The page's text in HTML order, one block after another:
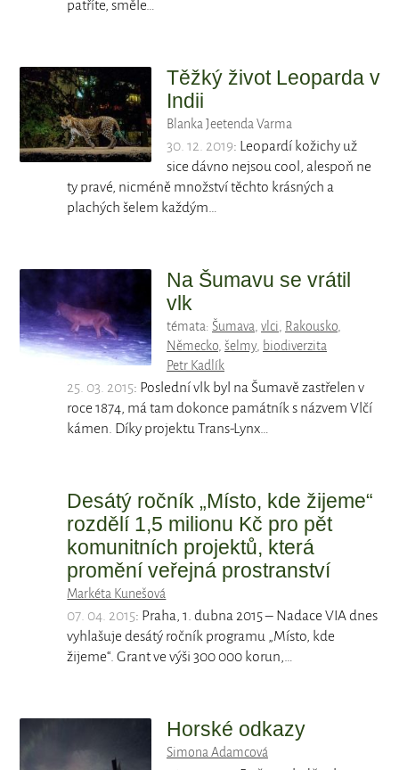
patříte, směle…
Těžký život Leoparda v
Indii
Blanka Jeetenda Varma
30. 12. 2019: Leopardí kožichy už
sice dávno nejsou cool, alespoň ne
ty pravé, nicméně množství těchto krásných a
plachých šelem každým…
Na Šumavu se vrátil
vlk
témata: Šumava, vlci, Rakousko,
Německo, šelmy, biodiverzita
Petr Kadlík
25. 03. 2015: Poslední vlk byl na Šumavě zastřelen v
roce 1874, má tam dokonce památník s názvem Vlčí
kámen. Díky projektu Trans-Lynx…
Desátý ročník „Místo, kde žijeme“
rozdělí 1,5 milionu Kč pro pět
komunitních projektů, která
promění veřejná prostranství
Markéta Kunešová
07. 04. 2015: Praha, 1. dubna 2015 – Nadace VIA dnes
vyhlašuje desátý ročník programu „Místo, kde
žijeme“. Grant ve výši 300 000 korun,…
Horské odkazy
Simona Adamcová